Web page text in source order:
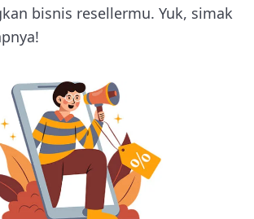
bisnis resellermu. Yuk, simak